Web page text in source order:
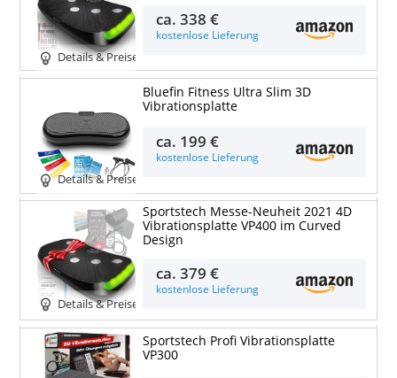
Details & Preise
ca.338 €
kostenlose Lieferung
Details & Preise
Bluefin Fitness Ultra Slim 3D
Vibrationsplatte
ca. 199 €
kostenlose Lieferung
Details & Preise
Sportstech Messe-Neuheit 2021 4D
Vibrationsplatte VP400 im Curved
Design
ca.379 €
kostenlose Lieferung
Sportstech Profi Vibrationsplatte
VP300